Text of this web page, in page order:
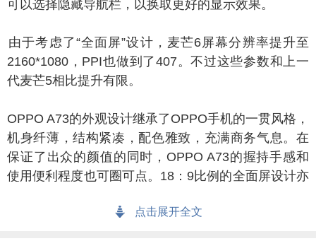
可以选择隐藏导航栏，以换取更好的显示效果。
考虑了“全面屏”设计，麦芒6屏幕分辨率提升至
2160*1080，PPI也做到了407。不过这些参数和上一
代麦芒5相比提升有限。
A73的外观设计继承了OPPO手机的一贯风格，
机身纤薄，结构紧凑，配色雅致，充满商务气息。在
保证了出众的颜值的同时，OPPO A73的握持手感和
使用便利程度也可圈可点。18：9比例的全面屏设计亦
点击展开全文